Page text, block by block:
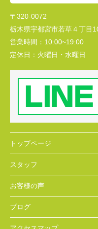
〒320-0072
栃木県宇都宮市若草４丁目
営業時間： 10:00~19:00
定休日： 火曜日・水曜日
トップページ
スタッフ
お客様の声
ブログ